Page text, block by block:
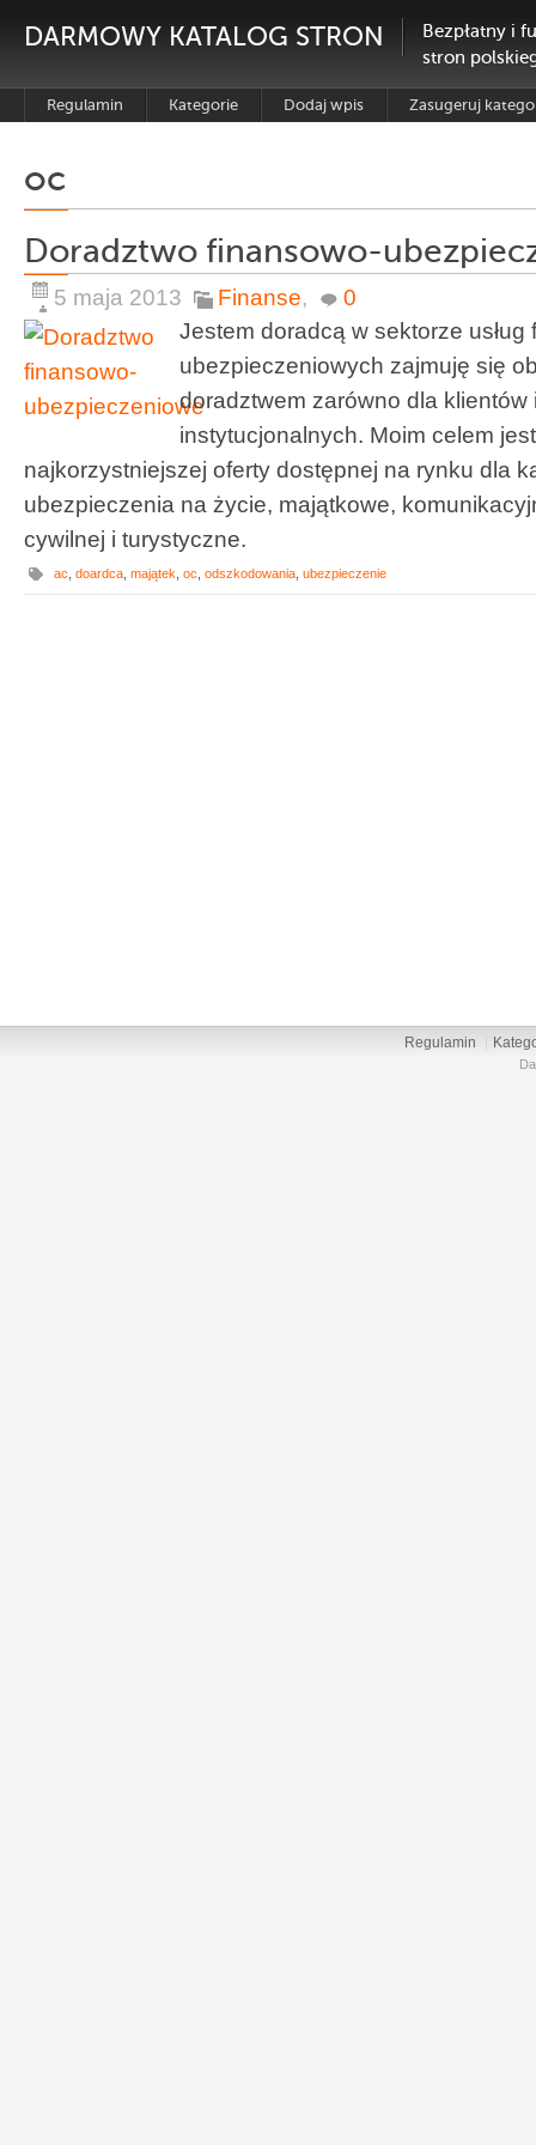
DARMOWY KATALOG STRON
Bezpłatny i
stron
Regulamin Kategorie Dodaj wpis Zasugeruj
oc
Doradztwo finansowo-
5 maja 2013 Finanse,
0
Jestem doradcą w sektorze usług
ubezpieczeniowych zajmuję się
doradztwem zarówno dla
instytucjonalnych. Moim celem
najkorzystniejszej oferty dostępnej na rynku dla
ubezpieczenia na życie, majątkowe,
cywilnej i turystyczne.
ac doardca majątek oc odszkodowania ubezpieczenie
Regulamin